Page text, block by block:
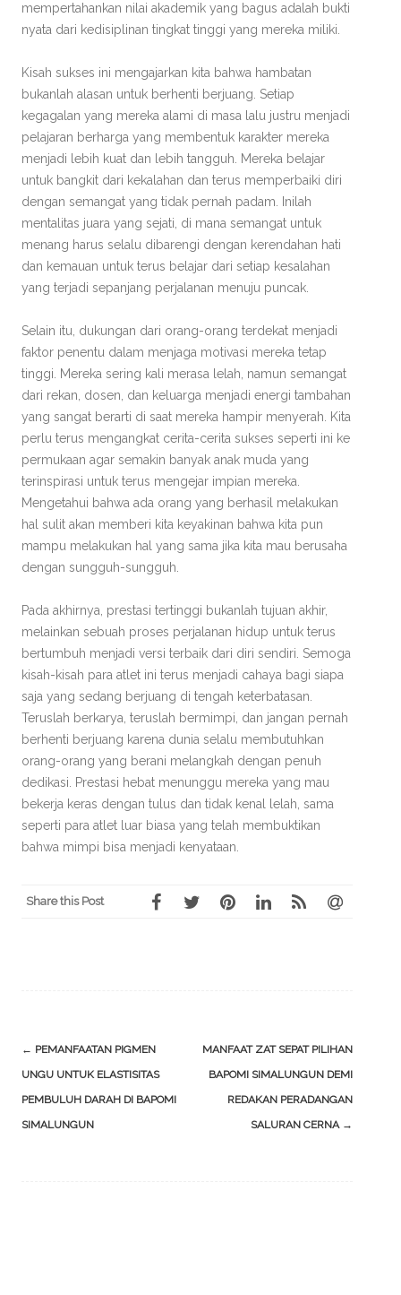
mempertahankan nilai akademik yang bagus adalah bukti
nyata dari kedisiplinan tingkat tinggi yang mereka miliki.
Kisah sukses ini mengajarkan kita bahwa hambatan
bukanlah alasan untuk berhenti berjuang. Setiap
kegagalan yang mereka alami di masa lalu justru menjadi
pelajaran berharga yang membentuk karakter mereka
menjadi lebih kuat dan lebih tangguh. Mereka belajar
untuk bangkit dari kekalahan dan terus memperbaiki diri
dengan semangat yang tidak pernah padam. Inilah
mentalitas juara yang sejati, di mana semangat untuk
menang harus selalu dibarengi dengan kerendahan hati
dan kemauan untuk terus belajar dari setiap kesalahan
yang terjadi sepanjang perjalanan menuju puncak.
Selain itu, dukungan dari orang-orang terdekat menjadi
faktor penentu dalam menjaga motivasi mereka tetap
tinggi. Mereka sering kali merasa lelah, namun semangat
dari rekan, dosen, dan keluarga menjadi energi tambahan
yang sangat berarti di saat mereka hampir menyerah. Kita
perlu terus mengangkat cerita-cerita sukses seperti ini ke
permukaan agar semakin banyak anak muda yang
terinspirasi untuk terus mengejar impian mereka.
Mengetahui bahwa ada orang yang berhasil melakukan
hal sulit akan memberi kita keyakinan bahwa kita pun
mampu melakukan hal yang sama jika kita mau berusaha
dengan sungguh-sungguh.
Pada akhirnya, prestasi tertinggi bukanlah tujuan akhir,
melainkan sebuah proses perjalanan hidup untuk terus
bertumbuh menjadi versi terbaik dari diri sendiri. Semoga
kisah-kisah para atlet ini terus menjadi cahaya bagi siapa
saja yang sedang berjuang di tengah keterbatasan.
Teruslah berkarya, teruslah bermimpi, dan jangan pernah
berhenti berjuang karena dunia selalu membutuhkan
orang-orang yang berani melangkah dengan penuh
dedikasi. Prestasi hebat menunggu mereka yang mau
bekerja keras dengan tulus dan tidak kenal lelah, sama
seperti para atlet luar biasa yang telah membuktikan
bahwa mimpi bisa menjadi kenyataan.
Share this Post
Post
navigation
← PEMANFAATAN PIGMEN
UNGU UNTUK ELASTISITAS
PEMBULUH DARAH DI BAPOMI
SIMALUNGUN
MANFAAT ZAT SEPAT PILIHAN
BAPOMI SIMALUNGUN DEMI
REDAKAN PERADANGAN
SALURAN CERNA →